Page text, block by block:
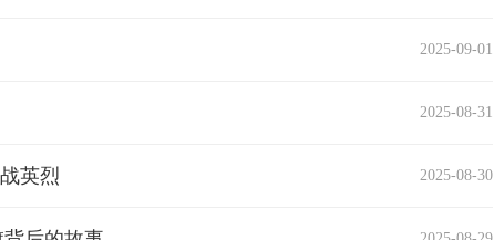
2025-09-01
2025-08-31
英烈 2025-08-30